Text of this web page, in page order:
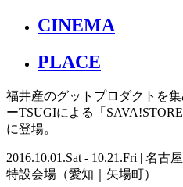
CINEMA
PLACE
福井産のグットプロダクトを
ーTSUGIによる「
に登場。
2016.10.01.Sat - 10.21.Fri | 名古
特設会場（愛知｜矢場町）